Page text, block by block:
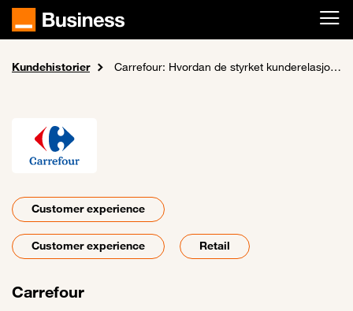
Skip to main content
Home
Kundehistorier Carrefour: Hvordan de styrket kunderelasjoner gjennom datadrevet innsikt og personalisering
Customer experience
Customer experience Retail
Carrefour